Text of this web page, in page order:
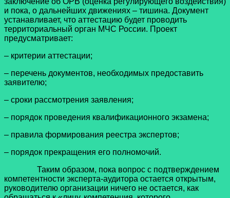
и пока, о дальнейших движениях – тишина. Документ
устанавливает, что аттестацию будет проводить
территориальный орган МЧС России. Проект
предусматривает:
– критерии аттестации;
– перечень документов, необходимых предоставить
заявителю;
– сроки рассмотрения заявления;
– порядок проведения квалификационного экзамена;
– правила формирования реестра экспертов;
– порядок прекращения его полномочий.
Таким образом, пока вопрос с подтверждением
компетентности эксперта-аудитора остается открытым,
руководителю организации ничего не остается, как